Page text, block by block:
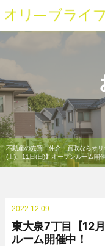
不動産の売買・仲介・買取ならオ
(土)、11日(日)】オープンルーム開
2022.12.09
東大泉7丁目【12
ルーム開催中！